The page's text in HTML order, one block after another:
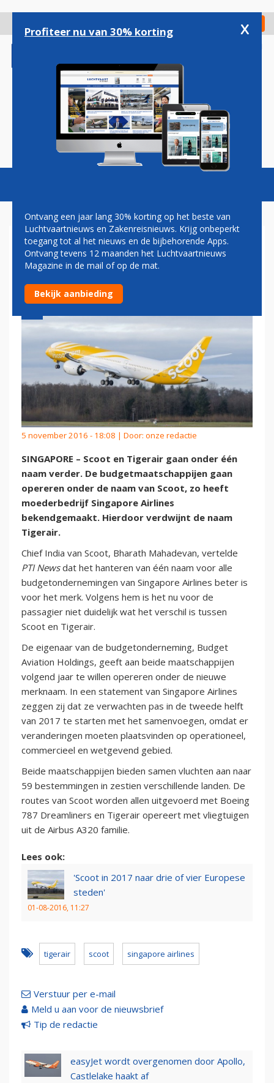
gaan
Check in
Magazine Podcasts Vacatures
SCOOT EN TIGERAIR ONDER
ÉÉN NAAM VERDER
5 november 2016 - 18:08 | Door: onze redactie
SINGAPORE – Scoot en Tigerair gaan onder één
naam verder. De budgetmaatschappijen gaan
opereren onder de naam van Scoot, zo heeft
moederbedrijf Singapore Airlines
bekendgemaakt. Hierdoor verdwijnt de naam
Tigerair.
Chief India van Scoot, Bharath Mahadevan, vertelde
PTI Newsdat het hanteren van één naam voor alle
budgetondernemingen van Singapore Airlines beter is
voor het merk. Volgens hem is het nu voor de
passagier niet duidelijk wat het verschil is tussen
Scoot en Tigerair.
De eigenaar van de budgetonderneming, Budget
Aviation Holdings, geeft aan beide maatschappijen
volgend jaar te willen opereren onder de nieuwe
merknaam. In een statement van Singapore Airlines
zeggen zij dat ze verwachten pas in de tweede helft
van 2017 te starten met het samenvoegen, omdat er
veranderingen moeten plaatsvinden op operationeel,
commercieel en wetgevend gebied.
Beide maatschappijen bieden samen vluchten aan naar
59 bestemmingen in zestien verschillende landen. De
routes van Scoot worden allen uitgevoerd met Boeing
787 Dreamliners en Tigerair opereert met vliegtuigen
uit de Airbus A320 familie.
Lees ook:
'Scoot in 2017 naar drie of vier Europese
steden'
01-08-2016, 11:27
tigerair scoot singapore airlines
Verstuur per e-mail
Meld u aan voor de nieuwsbrief
Tip de redactie
easyJet wordt overgenomen door Apollo,
Castlelake haakt af
Profiteer nu van 30% korting x
Ontvang een jaar lang 30% korting op het beste van
Luchtvaartnieuws en Zakenreisnieuws. Krijg onbeperkt
toegang tot al het nieuws en de bijbehorende Apps.
Ontvang tevens 12 maanden het Luchtvaartnieuws
Magazine in de mail of op de mat.
Bekijk aanbieding